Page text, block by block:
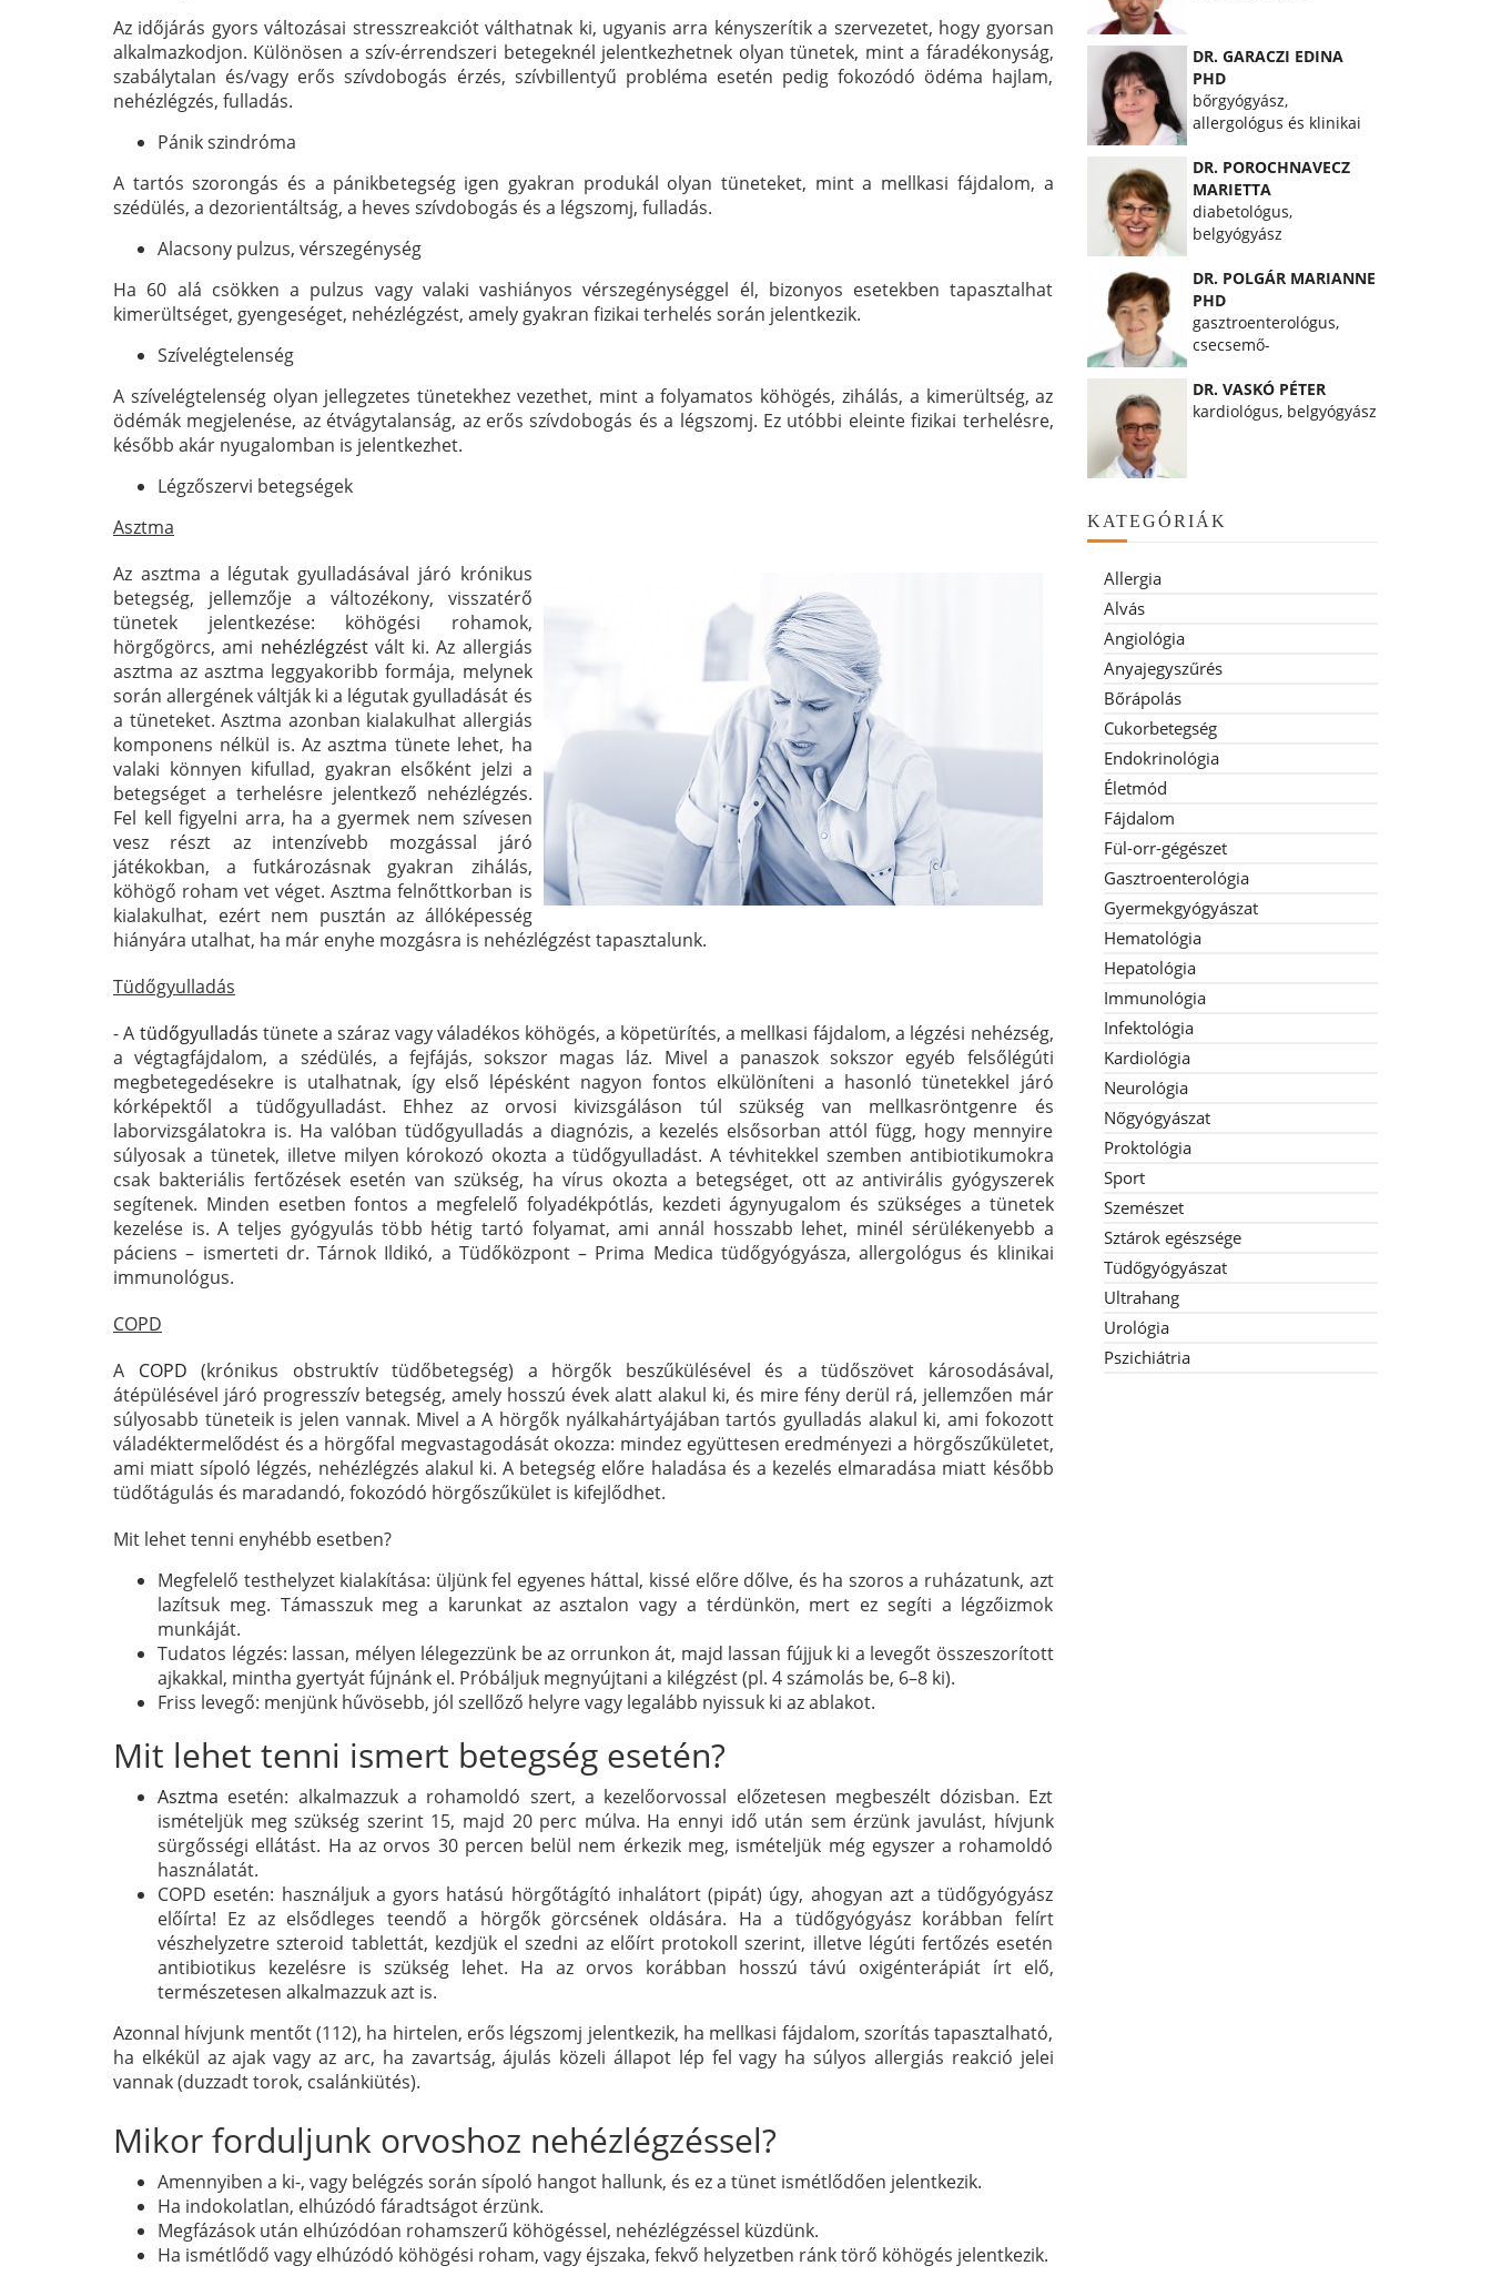
Az időjárás gyors változásai stresszreakciót válthatnak ki, ugyanis arra kényszerítik a szervezetet, hogy gyorsan
alkalmazkodjon. Különösen a szív-érrendszeri betegeknél jelentkezhetnek olyan tünetek, mint a fáradékonyság,
szabálytalan és/vagy erős szívdobogás érzés, szívbillentyű probléma esetén pedig fokozódó ödéma hajlam,
nehézlégzés, fulladás.
Pánik szindróma
A tartós szorongás és a pánikbetegség igen gyakran produkál olyan tüneteket, mint a mellkasi fájdalom, a
szédülés, a dezorientáltság, a heves szívdobogás és a légszomj, fulladás.
Alacsony pulzus, vérszegénység
Ha 60 alá csökken a pulzus vagy valaki vashiányos vérszegénységgel él, bizonyos esetekben tapasztalhat
kimerültséget, gyengeséget, nehézlégzést, amely gyakran fizikai terhelés során jelentkezik.
Szívelégtelenség
A szívelégtelenség olyan jellegzetes tünetekhez vezethet, mint a folyamatos köhögés, zihálás, a kimerültség, az
ödémák megjelenése, az étvágytalanság, az erős szívdobogás és a légszomj. Ez utóbbi eleinte fizikai terhelésre,
később akár nyugalomban is jelentkezhet.
Légzőszervi betegségek
Asztma
Az asztma a légutak gyulladásával járó krónikus
betegség, jellemzője a változékony, visszatérő
tünetek jelentkezése: köhögési rohamok,
hörgőgörcs, ami nehézlégzéstvált ki. Az allergiás
asztma az asztma leggyakoribb formája, melynek
során allergének váltják ki a légutak gyulladását és
a tüneteket. Asztma azonban kialakulhat allergiás
komponens nélkül is. Az asztma tünete lehet, ha
valaki könnyen kifullad, gyakran elsőként jelzi a
betegséget a terhelésre jelentkező nehézlégzés.
Fel kell figyelni arra, ha a gyermek nem szívesen
vesz részt az intenzívebb mozgással járó
játékokban, a futkározásnak gyakran zihálás,
köhögő roham vet véget. Asztma felnőttkorban is
kialakulhat, ezért nem pusztán az állóképesség
hiányára utalhat, ha már enyhe mozgásra is nehézlégzést tapasztalunk.
Tüdőgyulladás
- A tüdőgyulladás tünete a száraz vagy váladékos köhögés, a köpetürítés, a mellkasi fájdalom, a légzési nehézség,
a végtagfájdalom, a szédülés, a fejfájás, sokszor magas láz. Mivel a panaszok sokszor egyéb felsőlégúti
megbetegedésekre is utalhatnak, így első lépésként nagyon fontos elkülöníteni a hasonló tünetekkel járó
kórképektől a tüdőgyulladást. Ehhez az orvosi kivizsgáláson túl szükség van mellkasröntgenre és
laborvizsgálatokra is. Ha valóban tüdőgyulladás a diagnózis, a kezelés elsősorban attól függ, hogy mennyire
súlyosak a tünetek, illetve milyen kórokozó okozta a tüdőgyulladást. A tévhitekkel szemben antibiotikumokra
csak bakteriális fertőzések esetén van szükség, ha vírus okozta a betegséget, ott az antivirális gyógyszerek
segítenek. Minden esetben fontos a megfelelő folyadékpótlás, kezdeti ágynyugalom és szükséges a tünetek
kezelése is. A teljes gyógyulás több hétig tartó folyamat, ami annál hosszabb lehet, minél sérülékenyebb a
páciens – ismerteti dr. Tárnok Ildikó, a Tüdőközpont – Prima Medica tüdőgyógyásza, allergológus és klinikai
immunológus.
COPD
A COPD (krónikus obstruktív tüdőbetegség) a hörgők beszűkülésével és a tüdőszövet károsodásával,
átépülésével járó progresszív betegség, amely hosszú évek alatt alakul ki, és mire fény derül rá, jellemzően már
súlyosabb tüneteik is jelen vannak. Mivel a A hörgők nyálkahártyájában tartós gyulladás alakul ki, ami fokozott
váladéktermelődést és a hörgőfal megvastagodását okozza: mindez együttesen eredményezi a hörgőszűkületet,
ami miatt sípoló légzés, nehézlégzés alakul ki. A betegség előre haladása és a kezelés elmaradása miatt később
tüdőtágulás és maradandó, fokozódó hörgőszűkület is kifejlődhet.
Mit lehet tenni enyhébb esetben?
Megfelelő testhelyzet kialakítása: üljünk fel egyenes háttal, kissé előre dőlve, és ha szoros a ruházatunk, azt
lazítsuk meg. Támasszuk meg a karunkat az asztalon vagy a térdünkön, mert ez segíti a légzőizmok
munkáját.
Tudatos légzés: lassan, mélyen lélegezzünk be az orrunkon át, majd lassan fújjuk ki a levegőt összeszorított
ajkakkal, mintha gyertyát fújnánk el. Próbáljuk megnyújtani a kilégzést (pl. 4 számolás be, 6–8 ki).
Friss levegő: menjünk hűvösebb, jól szellőző helyre vagy legalább nyissuk ki az ablakot.
Mit lehet tenni ismert betegség esetén?
Asztma esetén: alkalmazzuk a rohamoldó szert, a kezelőorvossal előzetesen megbeszélt dózisban. Ezt
ismételjük meg szükség szerint 15, majd 20 perc múlva. Ha ennyi idő után sem érzünk javulást, hívjunk
sürgősségi ellátást. Ha az orvos 30 percen belül nem érkezik meg, ismételjük még egyszer a rohamoldó
használatát.
COPD esetén: használjuk a gyors hatású hörgőtágító inhalátort (pipát) úgy, ahogyan azt a tüdőgyógyász
előírta! Ez az elsődleges teendő a hörgők görcsének oldására. Ha a tüdőgyógyász korábban felírt
vészhelyzetre szteroid tablettát, kezdjük el szedni az előírt protokoll szerint, illetve légúti fertőzés esetén
antibiotikus kezelésre is szükség lehet. Ha az orvos korábban hosszú távú oxigénterápiát írt elő,
természetesen alkalmazzuk azt is.
Azonnal hívjunk mentőt (112), ha hirtelen, erős légszomj jelentkezik, ha mellkasi fájdalom, szorítás tapasztalható,
ha elkékül az ajak vagy az arc, ha zavartság, ájulás közeli állapot lép fel vagy ha súlyos allergiás reakció jelei
vannak (duzzadt torok, csalánkiütés).
Mikor forduljunk orvoshoz nehézlégzéssel?
Amennyiben a ki-, vagy belégzés során sípoló hangot hallunk, és ez a tünet ismétlődően jelentkezik.
Ha indokolatlan, elhúzódó fáradtságot érzünk.
Megfázások után elhúzódóan rohamszerű köhögéssel, nehézlégzéssel küzdünk.
Ha ismétlődő vagy elhúzódó köhögési roham, vagy éjszaka, fekvő helyzetben ránk törő köhögés jelentkezik.
DR. GARACZI EDINA
PHD
bőrgyógyász,
allergológus és klinikai
DR. POROCHNAVECZ
MARIETTA
diabetológus,
belgyógyász
DR. POLGÁR MARIANNE
PHD
gasztroenterológus,
csecsemő-
DR. VASKÓ PÉTER
kardiológus, belgyógyász
KATEGÓRIÁK
Allergia
Alvás
Angiológia
Anyajegyszűrés
Bőrápolás
Cukorbetegség
Endokrinológia
Életmód
Fájdalom
Fül-orr-gégészet
Gasztroenterológia
Gyermekgyógyászat
Hematológia
Hepatológia
Immunológia
Infektológia
Kardiológia
Neurológia
Nőgyógyászat
Proktológia
Sport
Szemészet
Sztárok egészsége
Tüdőgyógyászat
Ultrahang
Urológia
Pszichiátria